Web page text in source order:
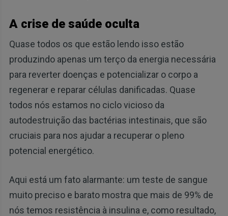
A crise de saúde oculta
Quase todos os que estão lendo isso estão
produzindo apenas um terço da energia necessária
para reverter doenças e potencializar o corpo a
regenerar e reparar células danificadas. Quase
todos nós estamos no ciclo vicioso da
autodestruição das bactérias intestinais, que são
cruciais para nos ajudar a recuperar o pleno
potencial energético.
Aqui está um fato alarmante: um teste de sangue
muito preciso e barato mostra que mais de 99% de
nós temos resistência à insulina e, como resultado,